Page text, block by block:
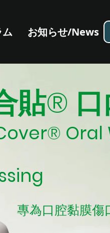
ム お知らせ/News
貼®
Oral
專為口腔黏膜傷